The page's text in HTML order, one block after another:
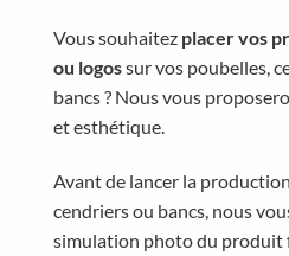
Vous souhaitezplacer vos
ou logossur vos poubelles,
bancs ? Nous vous
et esthétique.
Avant de lancer la
cendriers ou bancs, nous
simulation photo du produit